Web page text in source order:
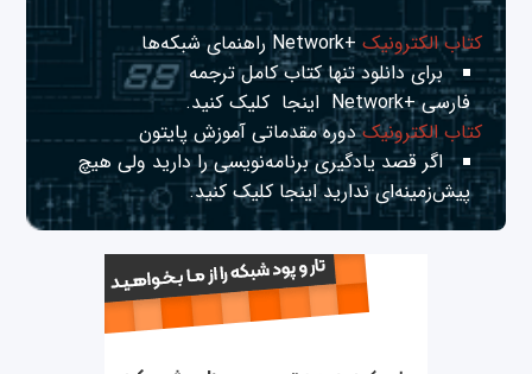
کتاب الکترونیک+Network راهنمای شبکه‌ها
برای دانلود تنها کتاب کامل ترجمه
فارسی +Network
اینجا کلیک کنید.
کتاب الکترونیکدوره مقدماتی آموزش پایتون
اگر قصد یادگیری برنامه‌نویسی را دارید ولی هیچ
پیش‌زمینه‌ای نداریداینجا کلیک کنید.